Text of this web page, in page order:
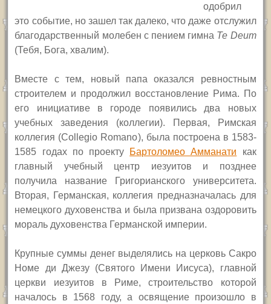
одобрил
это событие, но зашел так далеко, что даже отслужил
благодарственный молебен с пением гимна Te Deum
(Тебя, Бога, хвалим).
Вместе с тем, новый папа оказался ревностным
строителем и продолжил восстановление Рима. По
его инициативе в городе появились два новых
учебных заведения (коллегии). Первая, Римская
коллегия (Collegio Romano), была построена в 1583-
1585 годах по проекту
Бартоломео Амманати как
главный учебный центр иезуитов и позднее
получила название Григорианского университета.
Вторая, Германская, коллегия предназначалась для
немецкого духовенства и была призвана оздоровить
мораль духовенства Германской империи.
Крупные суммы денег выделялись на церковь Сакро
Номе ди Джезу (Святого Имени Иисуса), главной
церкви иезуитов в Риме, строительство которой
началось в 1568 году, а освящение произошло в